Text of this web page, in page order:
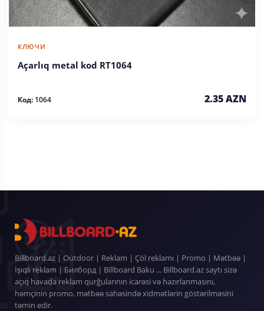
КЛЮЧИ
Açarlıq metal kod RT1064
Код: 1064 2.35 AZN
Billboard.az | Outdoor | Reklam | Çöl reklamı | Promo | Mətbəə |
İşıqlı reklam | Билборд | Billboard Baku ... Billboard.az saytı sizə
açıq havada reklam qurğularının icarəsi və hazırlanmasını,
həmçinin promo, mətbəə sahəsində xidmətlərin göstərilməsini
təmin edir.